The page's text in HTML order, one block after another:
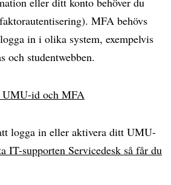
MFA behövs
in i olika system, exempelvis
och studentwebben.
id och MFA
logga in eller aktivera ditt UMU-
IT-supporten Servicedesk så får du